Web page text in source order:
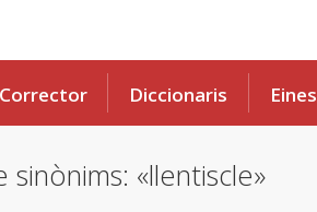
Corrector Diccionaris Eines
sinònims: «llentiscle»